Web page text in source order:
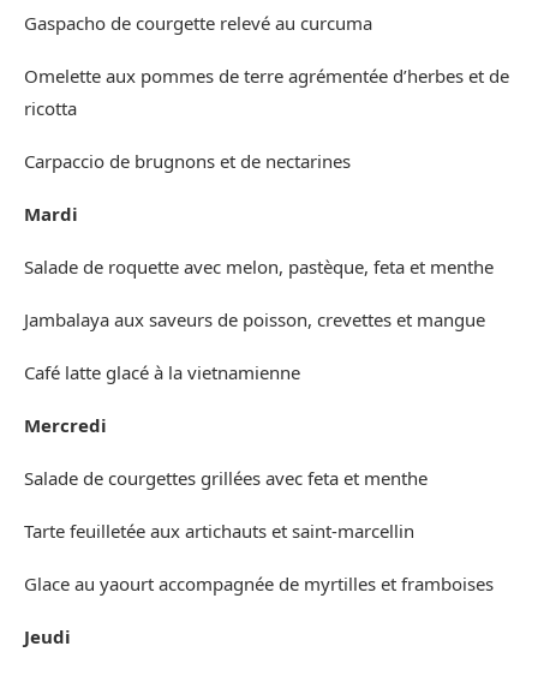
Gaspacho de courgette relevé au curcuma
Omelette aux pommes de terre agrémentée d’herbes et de
ricotta
Carpaccio de brugnons et de nectarines
Mardi
Salade de roquette avec melon, pastèque, feta et menthe
Jambalaya aux saveurs de poisson, crevettes et mangue
Café latte glacé à la vietnamienne
Mercredi
Salade de courgettes grillées avec feta et menthe
Tarte feuilletée aux artichauts et saint-marcellin
Glace au yaourt accompagnée de myrtilles et framboises
Jeudi